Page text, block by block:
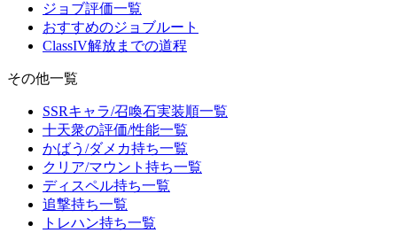
ジョブ評価一覧
おすすめのジョブルート
ClassIV解放までの道程
その他一覧
SSRキャラ/召喚石実装順一覧
十天衆の評価/性能一覧
かばう/ダメカ持ち一覧
クリア/マウント持ち一覧
ディスペル持ち一覧
追撃持ち一覧
トレハン持ち一覧